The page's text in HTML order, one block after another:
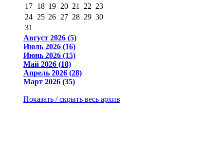
17 18 19 20 21 22 23
24 25 26 27 28 29 30
31
Август 2026 (5)
Июль 2026 (16)
Июнь 2026 (15)
Май 2026 (18)
Апрель 2026 (28)
Март 2026 (35)
Показать / скрыть весь архив